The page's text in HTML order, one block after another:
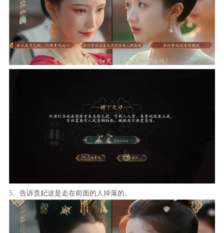
5、告诉贵妃这是走在前面的人掉落的。